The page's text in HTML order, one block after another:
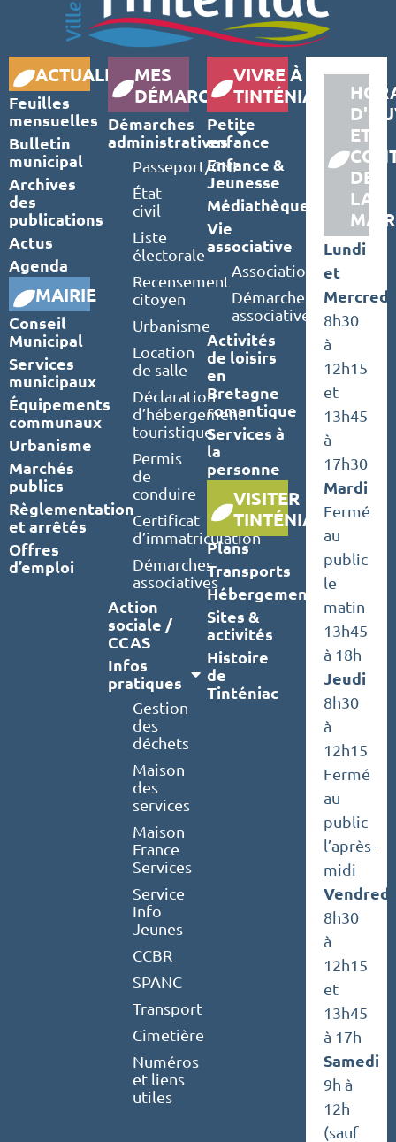
ACTUALITÉS
Feuilles
mensuelles
Bulletin
municipal
Archives
des
publications
Actus
Agenda
MAIRIE
Conseil
Municipal
Services
municipaux
Équipements
communaux
Urbanisme
Marchés
publics
Règlementation
et arrêtés
Offres
d’emploi
MES
DÉMARCHES
Démarches
administratives
Passeport/CNI
État
civil
Liste
électorale
Recensement
citoyen
Urbanisme
Location
de salle
Déclaration
d’hébergement
touristique
Permis
de
conduire
Certificat
d’immatriculation
Démarches
associatives
Action
sociale /
CCAS
Infos
pratiques
Gestion
des
déchets
Maison
des
services
Maison
France
Services
Service
Info
Jeunes
CCBR
SPANC
Transport
Cimetière
Numéros
et liens
utiles
VIVRE À
TINTÉNIAC
Petite
enfance
Enfance &
Jeunesse
Médiathèque
Vie
associative
Associations
Démarches
associatives
Activités
de loisirs
en
Bretagne
romantique
Services à
la
personne
VISITER
TINTÉNIAC
Plans
Transports
Hébergements
Sites &
activités
Histoire
de
Tinténiac
ET
DE
LA
Lundi
et
Mercredi
8h30
à
12h15
et
13h45
à
17h30
Mardi
Fermé
au
public
le
matin
13h45
à 18h
Jeudi
8h30
à
12h15
Fermé
au
public
l’après-
midi
Vendredi
8h30
à
12h15
et
13h45
à 17h
Samedi
9h à
12h
(sauf